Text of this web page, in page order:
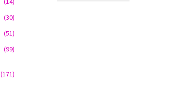
(30)
(51)
(99)
(171)